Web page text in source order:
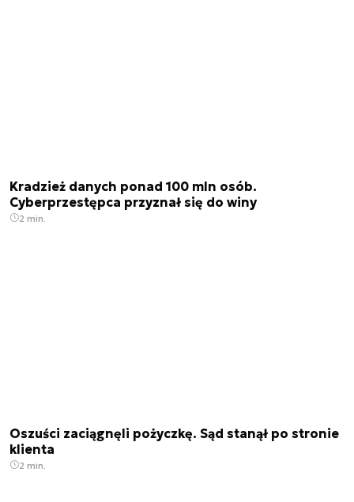
Kradzież danych ponad 100 mln osób.
Cyberprzestępca przyznał się do winy
2 min.
Oszuści zaciągnęli pożyczkę. Sąd stanął po stronie
klienta
2 min.